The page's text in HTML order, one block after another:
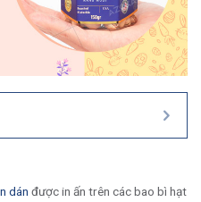
dán được in ấn trên các bao bì hạt